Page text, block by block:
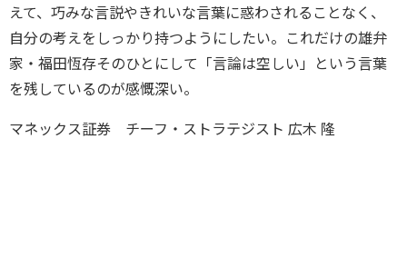
えて、巧みな言説やきれいな言葉に惑わされることなく、
自分の考えをしっかり持つようにしたい。これだけの雄弁
家・福田恆存そのひとにして「言論は空しい」という言葉
を残しているのが感慨深い。
マネックス証券 チーフ・ストラテジスト 広木 隆